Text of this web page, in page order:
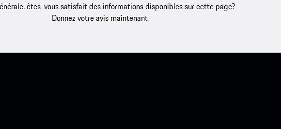
êtes-vous satisfait des informations disponibles sur cette page?
Donnez votre avis maintenant